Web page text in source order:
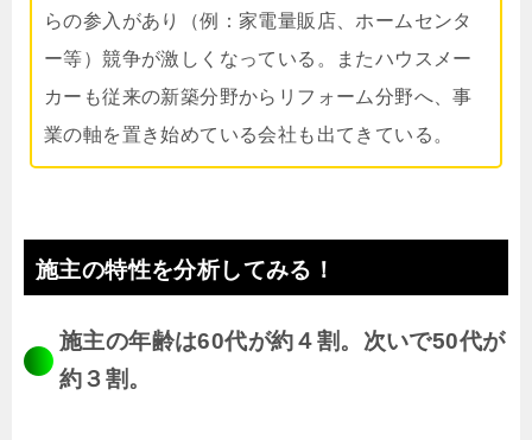
らの参入があり（例：家電量販店、ホームセンタ
ー等）競争が激しくなっている。またハウスメー
カーも従来の新築分野からリフォーム分野へ、事
業の軸を置き始めている会社も出てきている。
施主の特性を分析してみる！
施主の年齢は60代が約４割。次いで50代が
約３割。